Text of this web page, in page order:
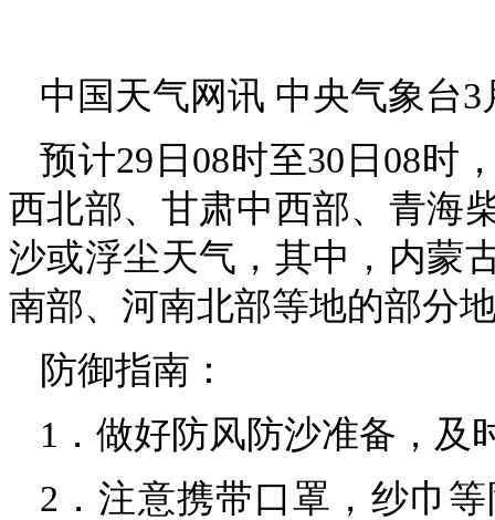
中国天气网讯 中央气象台
预计29日08时至30日08时
西北部、甘肃中西部、青海
沙或浮尘天气，其中，内蒙
南部、河南北部等地的部分
防御指南：
1．做好防风防沙准备，及
2．注意携带口罩，纱巾